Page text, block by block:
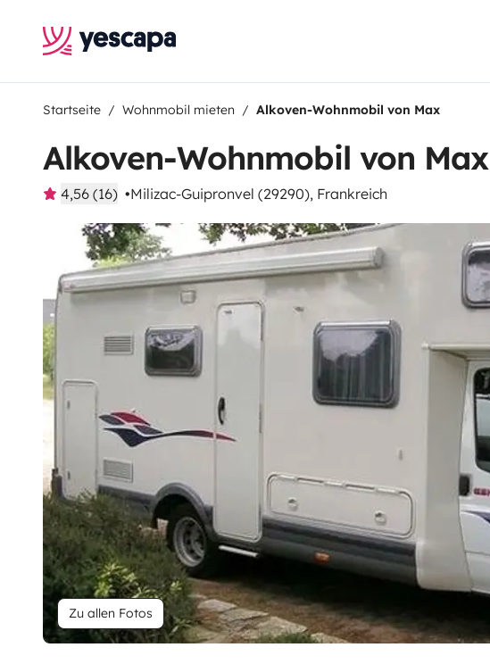
Startseite Wohnmobil mieten Alkoven-Wohnmobil von Max
Alkoven-Wohnmobil von Max
4,56 (16) Milizac-Guipronvel (29290), Frankreich
Zu allen Fotos